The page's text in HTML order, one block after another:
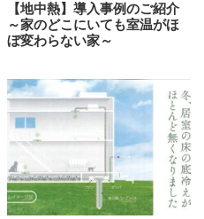
【地中熱】導入事例のご紹介
～家のどこにいても室温がほ
ぼ変わらない家～